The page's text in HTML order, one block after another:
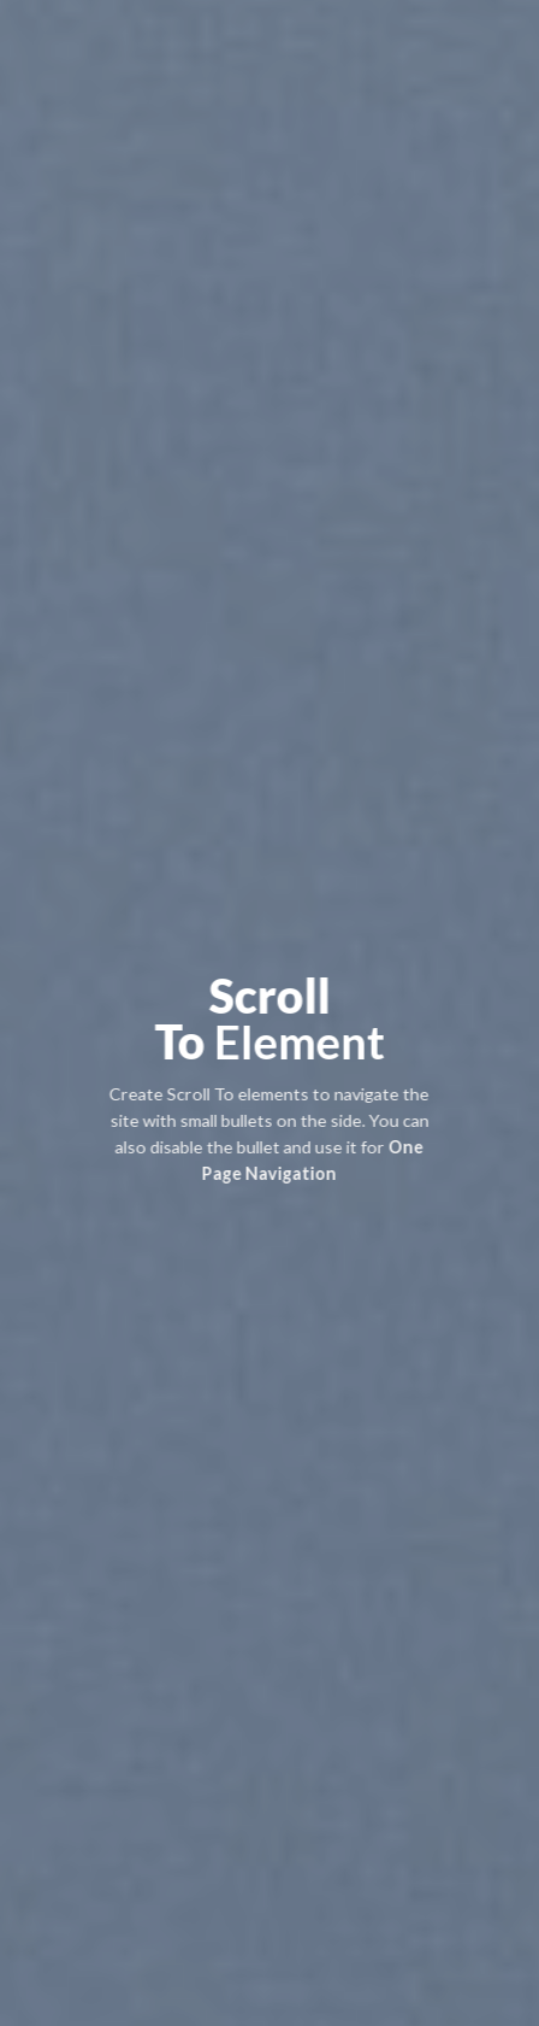
Scroll
To Element
Create Scroll To elements to navigate the
site with small bullets on the side. You can
also disable the bullet and use it for One
Page Navigation